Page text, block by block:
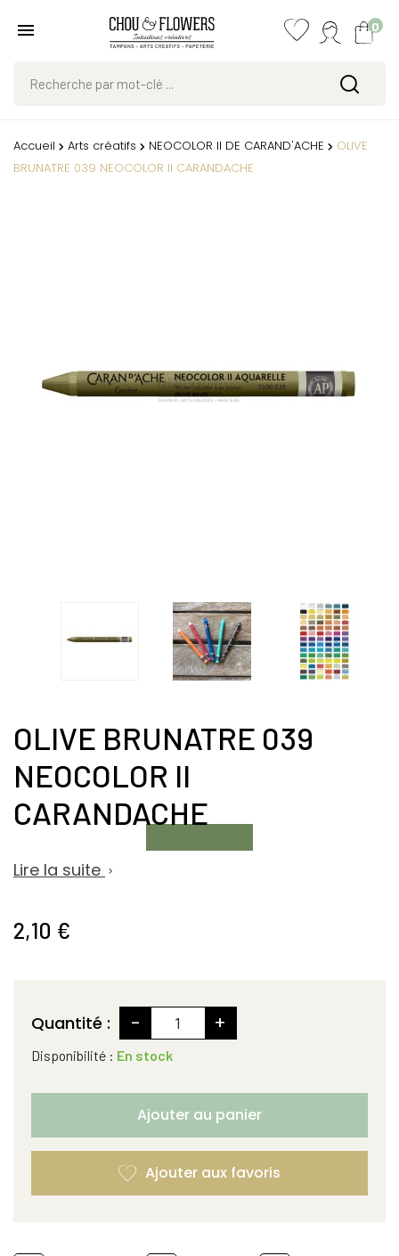
0
Accueil Arts créatifs NEOCOLOR II DE CARAND'ACHE
OLIVE
BRUNATRE 039 NEOCOLOR II CARANDACHE
OLIVE BRUNATRE 039
NEOCOLOR II
CARANDACHE
Lire la suite 
2,10 €
Quantité : - +
Disponibilité : En stock
Ajouter au panier